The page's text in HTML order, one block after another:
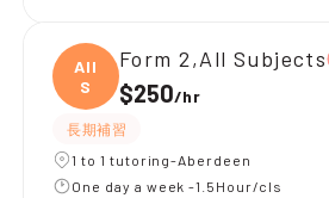
All
S
Form 2,All Subjects
$250/hr
長期補習
1 to 1 tutoring-Aberdeen
One day a week -1.5Hour/cls